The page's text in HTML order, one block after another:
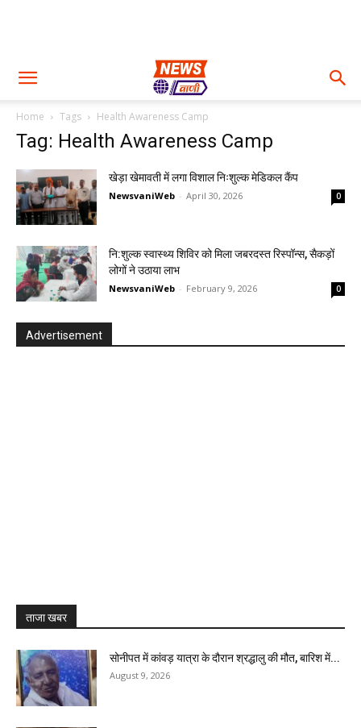
Home Tags Health Awareness Camp
Tag: Health Awareness Camp
खेड़ा खेमावती में लगा विशाल निःशुल्क मेडिकल कैंप
NewsvaniWeb - April 30, 2026 0
नि:शुल्क स्वास्थ्य शिविर को मिला जबरदस्त रिस्पॉन्स, सैकड़ों
लोगों ने उठाया लाभ
NewsvaniWeb - February 9, 2026 0
Advertisement
ताजा खबर
सोनीपत में कांवड़ यात्रा के दौरान श्रद्धालु की मौत, बारिश में...
August 9, 2026